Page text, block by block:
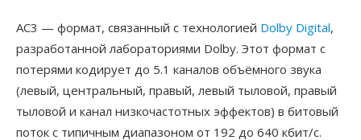
AC3 — формат, связанный с технологией Dolby Digital,
разработанной лабораториями Dolby. Этот формат с
потерями кодирует до 5.1 каналов объёмного звука
(левый, центральный, правый, левый тыловой, правый
тыловой и канал низкочастотных эффектов) в битовый
поток с типичным диапазоном от 192 до 640 кбит/с.